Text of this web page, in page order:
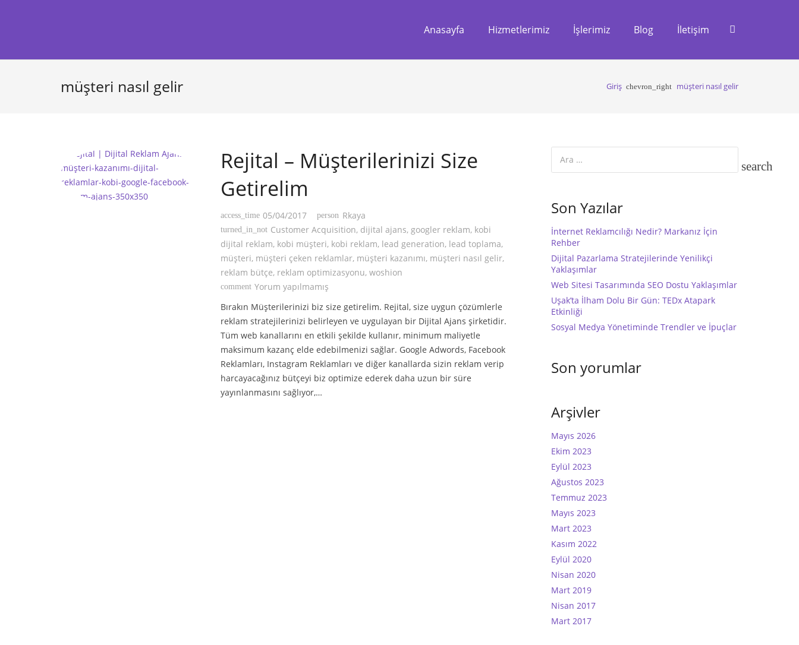
Anasayfa Hizmetlerimiz İşlerimiz Blog İletişim
müşteri nasıl gelir Giriş chevron_right müşteri nasıl gelir
Rejital – Müşterilerinizi Size
Getirelim
access_time 05/04/2017 person Rkaya
turned_in_not Customer Acquisition, dijital ajans, googler reklam, kobi
dijital reklam, kobi müşteri, kobi reklam, lead generation, lead toplama,
müşteri, müşteri çeken reklamlar, müşteri kazanımı, müşteri nasıl gelir,
reklam bütçe, reklam optimizasyonu, woshion
comment Yorum yapılmamış
Bırakın Müşterilerinizi biz size getirelim. Rejital, size uygun çözümlerle
reklam stratejilerinizi belirleyen ve uygulayan bir Dijital Ajans şirketidir.
Tüm web kanallarını en etkili şekilde kullanır, minimum maliyetle
maksimum kazanç elde edebilmenizi sağlar. Google Adwords, Facebook
Reklamları, Instagram Reklamları ve diğer kanallarda sizin reklam verip
harcayacağınız bütçeyi biz optimize ederek daha uzun bir süre
yayınlanmasını sağlıyor,…
Son Yazılar
İnternet Reklamcılığı Nedir? Markanız İçin
Rehber
Dijital Pazarlama Stratejilerinde Yenilikçi
Yaklaşımlar
Web Sitesi Tasarımında SEO Dostu Yaklaşımlar
Uşak’ta İlham Dolu Bir Gün: TEDx Atapark
Etkinliği
Sosyal Medya Yönetiminde Trendler ve İpuçlar
Son yorumlar
Arşivler
Mayıs 2026
Ekim 2023
Eylül 2023
Ağustos 2023
Temmuz 2023
Mayıs 2023
Mart 2023
Kasım 2022
Eylül 2020
Nisan 2020
Mart 2019
Nisan 2017
Mart 2017